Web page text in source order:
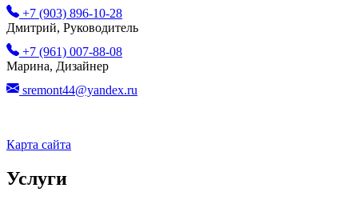
+7 (903) 896-10-28
Дмитрий, Руководитель
+7 (961) 007-88-08
Марина, Дизайнер
sremont44@yandex.ru
Карта сайта
Услуги